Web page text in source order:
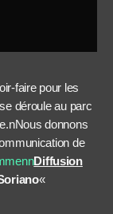
faire pour les
déroule au parc
donnons
de
Diffusion
«